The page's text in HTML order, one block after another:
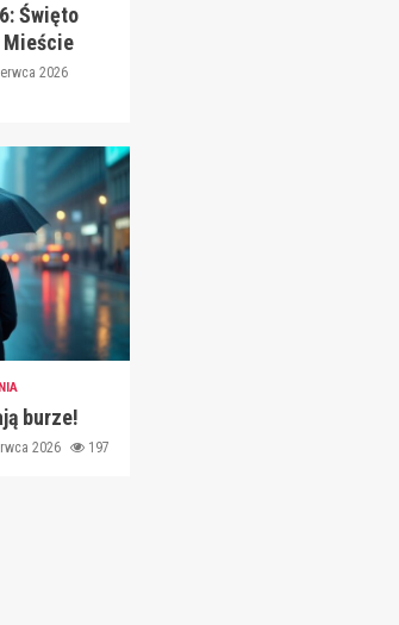
Święto
Mieście
2026
burze!
2026 197